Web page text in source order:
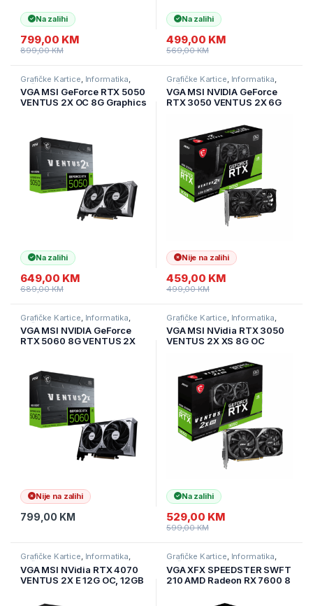
Na zalihi
799,00 KM
899,00KM
Na zalihi
499,00 KM
569,00KM
Grafičke Kartice Informatika
Računarske Komponente
VGA MSI GeForce RTX 5050
VENTUS 2X OC 8G Graphics
Na zalihi
649,00 KM
689,00KM
Grafičke Kartice Informatika
Računarske Komponente
VGA MSI NVIDIA GeForce
RTX 3050 VENTUS 2X 6G
Nije na zalihi
459,00 KM
499,00KM
Grafičke Kartice Informatika
Računarske Komponente
VGA MSI NVIDIA GeForce
RTX 5060 8G VENTUS 2X
Nije na zalihi
799,00 KM
Grafičke Kartice Informatika
Računarske Komponente
VGA MSI NVidia RTX 3050
VENTUS 2X XS 8G OC
D0RTX3050VENTUS2XXS8
GOC
Na zalihi
529,00 KM
599,00KM
Grafičke Kartice Informatika
Računarske Komponente
VGA MSI NVidia RTX 4070
VENTUS 2X E 12G OC, 12GB
Express Gen 4, 3xDP,
Grafičke Kartice Informatika
Računarske Komponente
VGA XFX SPEEDSTER SWFT
210 AMD Radeon RX 7600 8
DP RX-76PSWFTFY